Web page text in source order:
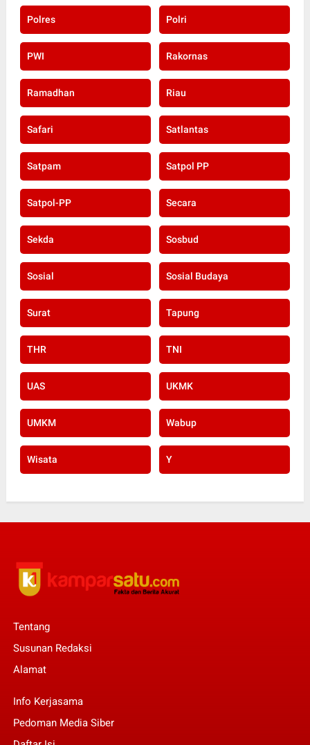
Polres Polri
PWI Rakornas
Ramadhan Riau
Safari Satlantas
Satpam Satpol PP
Satpol-PP Secara
Sekda Sosbud
Sosial Sosial Budaya
Surat Tapung
THR TNI
UAS UKMK
UMKM Wabup
Wisata Y
Tentang
Susunan Redaksi
Alamat
Info Kerjasama
Pedoman Media Siber